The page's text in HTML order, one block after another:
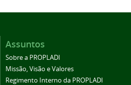
Assuntos
Sobre a PROPLADI
Missão, Visão e Valores
Regimento Interno da PROPLADI